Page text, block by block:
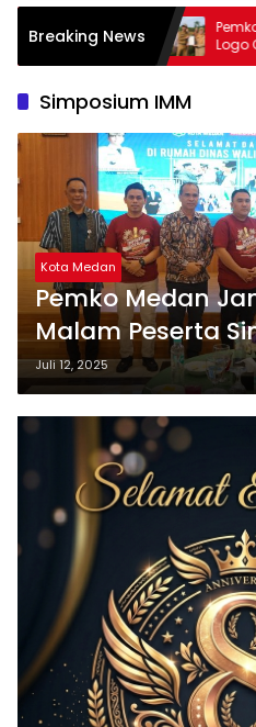
Breaking News
Pemko Tanjungbalai Resmi
Logo City Branding
Kerang”
Simposium IMM
Kota Medan
Pemko Medan
Malam Peserta
Juli 12, 2025